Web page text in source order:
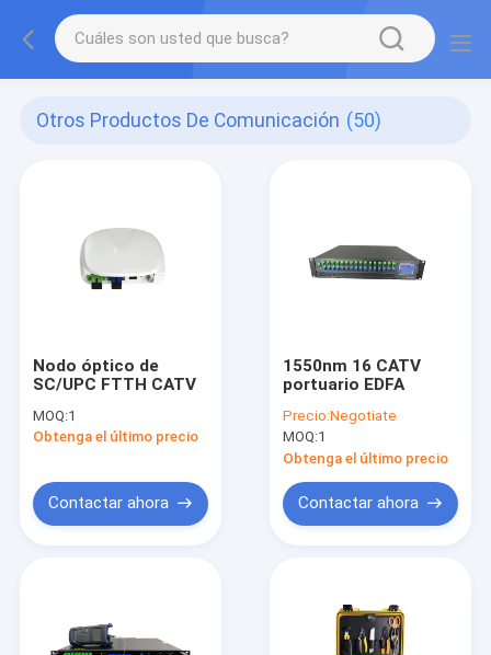
Otros Productos De Comunicación (50)
Nodo óptico de
SC/UPC FTTH CATV
MOQ:1
Obtenga el último precio
Contactar ahora
1550nm 16 CATV
portuario EDFA
Precio:Negotiate
MOQ:1
Obtenga el último precio
Contactar ahora